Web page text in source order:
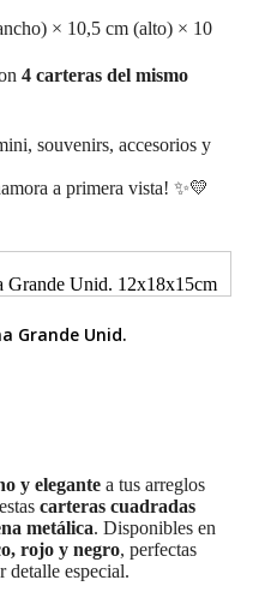
× 10,5 cm (alto) × 10
4 carteras del mismo
souvenirs, accesorios y
a primera vista! ✨💛
Grande Unid.
y elegante a tus arreglos
carteras cuadradas
metálica. Disponibles en
rojo y negro, perfectas
detalle especial.